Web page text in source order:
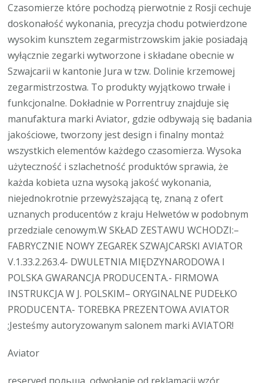
Czasomierze które pochodzą pierwotnie z Rosji cechuje
doskonałość wykonania, precyzja chodu potwierdzone
wysokim kunsztem zegarmistrzowskim jakie posiadają
wyłącznie zegarki wytworzone i składane obecnie w
Szwajcarii w kantonie Jura w tzw. Dolinie krzemowej
zegarmistrzostwa. To produkty wyjątkowo trwałe i
funkcjonalne. Dokładnie w Porrentruy znajduje się
manufaktura marki Aviator, gdzie odbywają się badania
jakościowe, tworzony jest design i finalny montaż
wszystkich elementów każdego czasomierza. Wysoka
użyteczność i szlachetność produktów sprawia, że
każda kobieta uzna wysoką jakość wykonania,
niejednokrotnie przewyższającą tę, znaną z ofert
uznanych producentów z kraju Helwetów w podobnym
przedziale cenowym.W SKŁAD ZESTAWU WCHODZI:–
FABRYCZNIE NOWY ZEGAREK SZWAJCARSKI AVIATOR
V.1.33.2.263.4- DWULETNIA MIĘDZYNARODOWA I
POLSKA GWARANCJA PRODUCENTA.- FIRMOWA
INSTRUKCJA W J. POLSKIM– ORYGINALNE PUDEŁKO
PRODUCENTA- TOREBKA PREZENTOWA AVIATOR
;Jesteśmy autoryzowanym salonem marki AVIATOR!
Aviator